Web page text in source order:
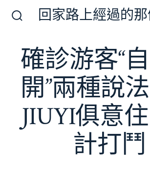
切
換
開
關
回家路上經過的
確診游客“
開”兩種說
JIUYI俱意
計打鬥